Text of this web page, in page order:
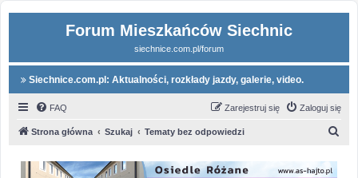
Forum Mieszkańców Siechnic
siechnice.com.pl/forum
Siechnice.com.pl: Aktualności, rozkłady jazdy, galerie, video.
FAQ Zaloguj się
Zarejestruj się
Strona główna Szukaj Tematy bez odpowiedzi